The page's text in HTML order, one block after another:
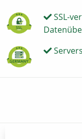
SSL-